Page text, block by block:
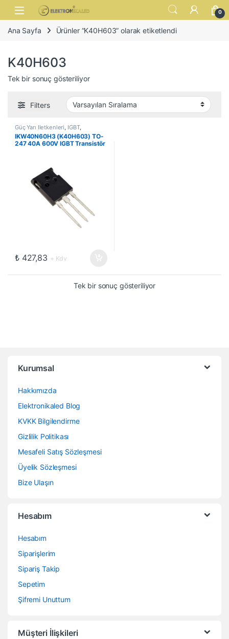
Skip to navigation
Skip to content
Open 0
Ana Sayfa Ürünler “K40H603” olarak etiketlendi
K40H603
Tek bir sonuç gösteriliyor
Filters
Güç Yarı İletkenleri IGBT,
Transistörler
IKW40N60H3 (K40H603) TO-
247 40A 600V IGBT Transistör
₺427,83 + Kdv
Tek bir sonuç gösteriliyor
Kurumsal
Hakkımızda
Elektronikaled Blog
KVKK Bilgilendirme
Gizlilik Politikası
Mesafeli Satış Sözleşmesi
Üyelik Sözleşmesi
Bize Ulaşın
Hesabım
Hesabım
Siparişlerim
Sipariş Takip
Sepetim
Şifremi Unuttum
Müşteri İlişkileri